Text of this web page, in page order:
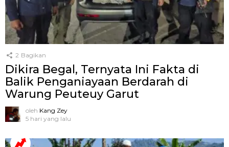
2 Bagikan
Dikira Begal, Ternyata Ini Fakta di
Balik Penganiayaan Berdarah di
Warung Peuteuy Garut
oleh Kang Zey
5 hari yang lalu